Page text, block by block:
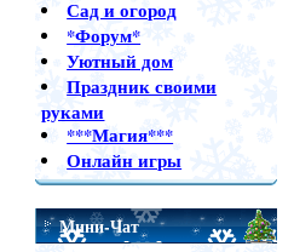
Сад и огород
*Форум*
Уютный дом
Праздник своими
руками
***Магия***
Онлайн игры
Мини-Чат